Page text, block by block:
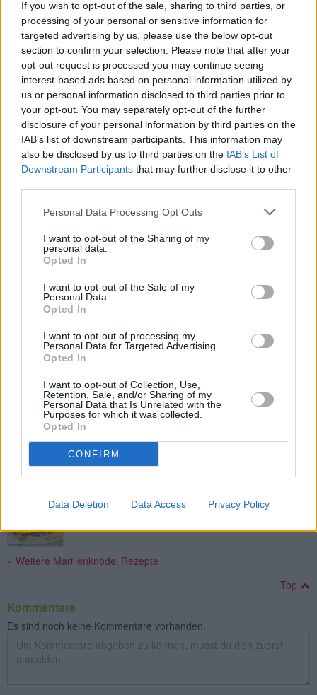
If you wish to opt-out of the sale, sharing to third parties, or
processing of your personal or sensitive information for
targeted advertising by us, please use the below opt-out
section to confirm your selection. Please note that after your
opt-out request is processed you may continue seeing
interest-based ads based on personal information utilized by
us or personal information disclosed to third parties prior to
your opt-out. You may separately opt-out of the further
disclosure of your personal information by third parties on the
IAB’s list of downstream participants. This information may
also be disclosed by us to third parties on the IAB’s List of
Downstream Participants that may further disclose it to other
Personal Data Processing Opt Outs
I want to opt-out of the Sharing of my
personal data.
Opted In
I want to opt-out of the Sale of my
Personal Data.
Opted In
I want to opt-out of processing my
Personal Data for Targeted Advertising.
Opted In
I want to opt-out of Collection, Use,
Retention, Sale, and/or Sharing of my
Personal Data that Is Unrelated with the
Purposes for which it was collected.
Opted In
CONFIRM
Data Deletion Data Access Privacy Policy
Top
Ähnliche Rezepte
Flaumige Marillenknödel
Leicht
Marillenknödel mit Brandteig
Leicht
Marillenknödel aus Topfenteig
Saftige Marillenknödel
Mittel
Variable Marillenknödel
Leicht
Marillenknödel mit Marzipan
Leicht
Wachauer Marillenknödel
» Weitere Marillenknödel Rezepte
Top
Kommentare
Es sind noch keine Kommentare vorhanden.